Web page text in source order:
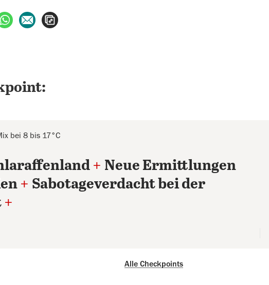
teilen
X teilen
per WhatsApp teilen
per E-Mail teilen
bei 8 bis 17°C
+ Neue Ermittlungen
+ Sabotageverdacht bei der
+
Alle Checkpoints